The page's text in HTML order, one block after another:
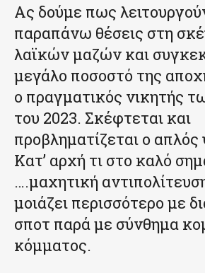
Ας δούμε πως
παραπάνω θέσεις στη
λαϊκών μαζών και
μεγάλο ποσοστό της
ο πραγματικός νικητής
του 2023. Σκέφτεται και
προβληματίζεται ο
Κατ’ αρχή τι στο καλό
….μαχητική
μοιάζει περισσότερο με
σποτ παρά με σύνθημα
κόμματος.